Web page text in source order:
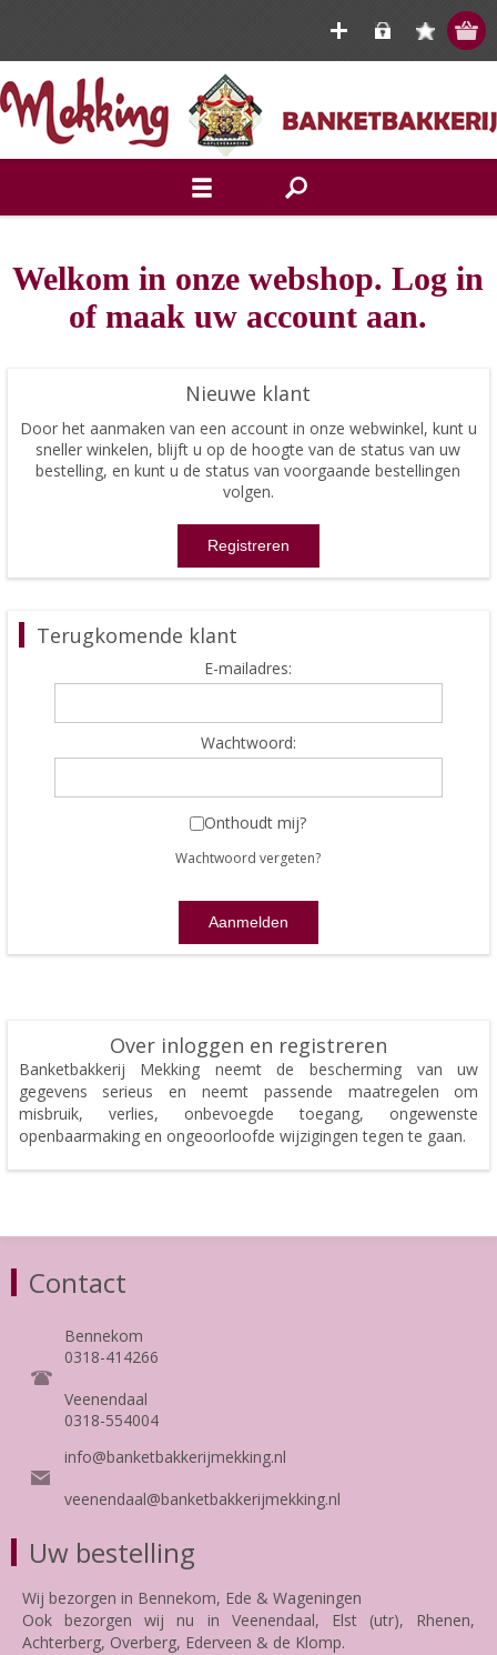
Welkom in onze webshop. Log in
of maak uw account aan.
Nieuwe klant
Door het aanmaken van een account in onze webwinkel, kunt u
sneller winkelen, blijft u op de hoogte van de status van uw
bestelling, en kunt u de status van voorgaande bestellingen
volgen.
Terugkomende klant
E-mailadres:
Wachtwoord:
Onthoudt mij?
Wachtwoord vergeten?
Over inloggen en registreren
Banketbakkerij Mekking neemt de bescherming van uw
gegevens serieus en neemt passende maatregelen om
misbruik, verlies, onbevoegde toegang, ongewenste
openbaarmaking en ongeoorloofde wijzigingen tegen te gaan.
Contact
Bennekom
0318-414266
Veenendaal
0318-554004
info@banketbakkerijmekking.nl
veenendaal@banketbakkerijmekking.nl
Uw bestelling
Wij bezorgen in Bennekom, Ede & Wageningen
Ook bezorgen wij nu in Veenendaal, Elst (utr), Rhenen,
Achterberg, Overberg, Ederveen & de Klomp.